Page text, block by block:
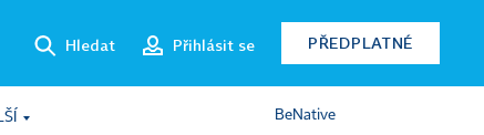
Hledat Přihlásit se PŘEDPLATNÉ
BeNative